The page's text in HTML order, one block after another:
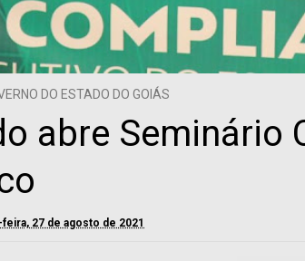
DO ESTADO DO GOIÁS
abre Seminário
27 de agosto de 2021